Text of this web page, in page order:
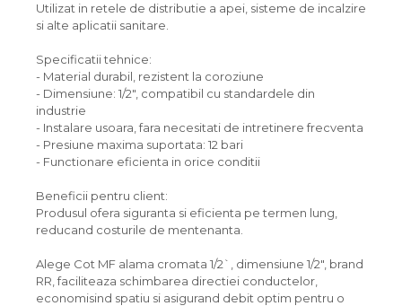
Utilizat in retele de distributie a apei, sisteme de incalzire
si alte aplicatii sanitare.
Specificatii tehnice:
- Material durabil, rezistent la coroziune
- Dimensiune: 1/2", compatibil cu standardele din
industrie
- Instalare usoara, fara necesitati de intretinere frecventa
- Presiune maxima suportata: 12 bari
- Functionare eficienta in orice conditii
Beneficii pentru client:
Produsul ofera siguranta si eficienta pe termen lung,
reducand costurile de mentenanta.
Alege Cot MF alama cromata 1/2`, dimensiune 1/2", brand
RR, faciliteaza schimbarea directiei conductelor,
economisind spatiu si asigurand debit optim pentru o